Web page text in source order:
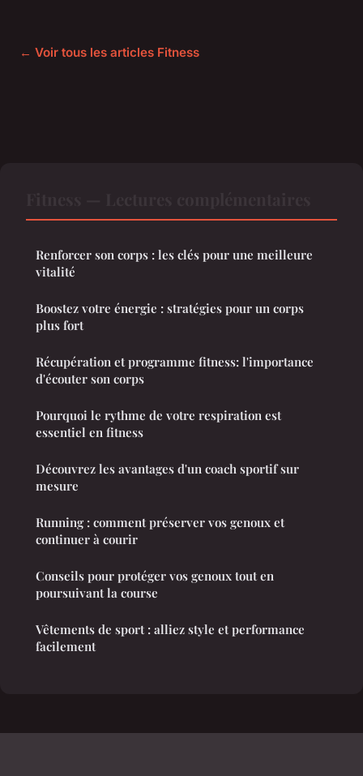
← Voir tous les articles Fitness
Renforcer son corps : les clés pour une meilleure
vitalité
Boostez votre énergie : stratégies pour un corps
plus fort
Récupération et programme fitness: l'importance
d'écouter son corps
Pourquoi le rythme de votre respiration est
essentiel en fitness
Découvrez les avantages d'un coach sportif sur
mesure
Running : comment préserver vos genoux et
continuer à courir
Conseils pour protéger vos genoux tout en
poursuivant la course
Vêtements de sport : alliez style et performance
facilement